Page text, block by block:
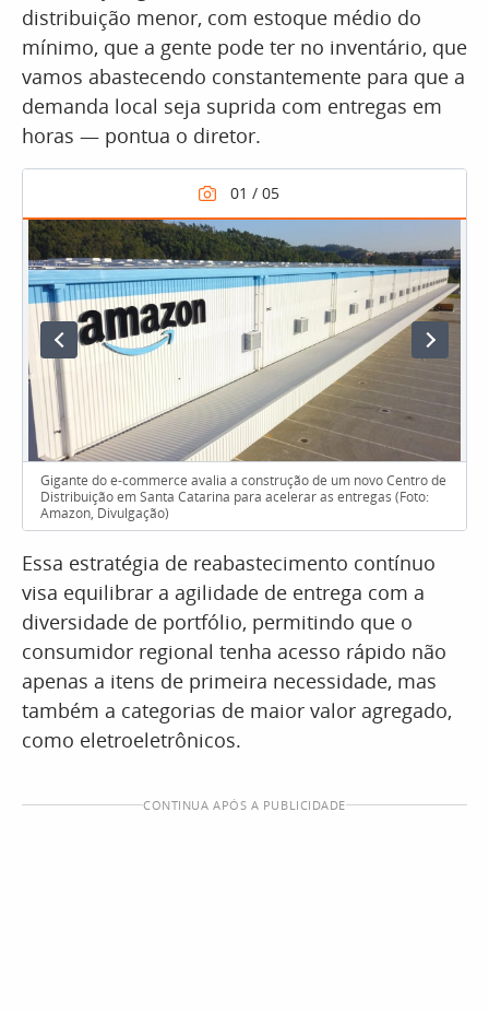
distribuição menor, com estoque médio do
mínimo, que a gente pode ter no inventário, que
vamos abastecendo constantemente para que a
demanda local seja suprida com entregas em
horas — pontua o diretor.
Gigante do e-commerce avalia a construção de um novo Centro de
Distribuição em Santa Catarina para acelerar as entregas (Foto:
Amazon, Divulgação)
Essa estratégia de reabastecimento contínuo
visa equilibrar a agilidade de entrega com a
diversidade de portfólio, permitindo que o
consumidor regional tenha acesso rápido não
apenas a itens de primeira necessidade, mas
também a categorias de maior valor agregado,
como eletroeletrônicos.
CONTINUA APÓS A PUBLICIDADE